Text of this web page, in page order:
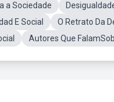
a Sociedade
E Social
O Retrato Da
Autores Que